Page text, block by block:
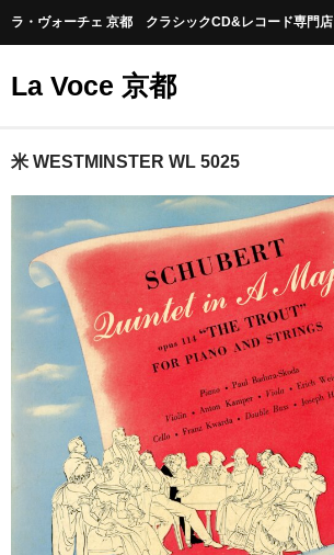
ラ・ヴォーチェ 京都 クラシックCD&レコード専門店
La Voce 京都
CATALOG LP
交響曲・管弦楽曲
協奏曲
室内楽曲
声楽曲
合唱
オペラ
米 WESTMINSTER WL 5025